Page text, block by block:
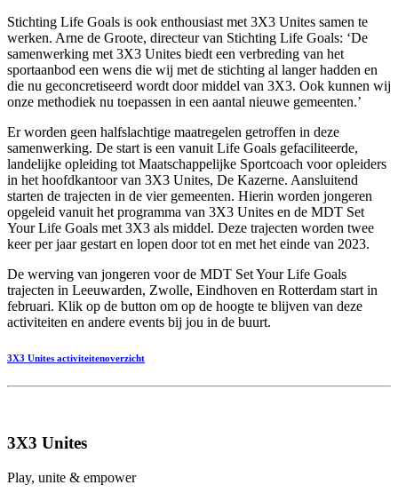
Stichting Life Goals is ook enthousiast met 3X3 Unites samen te
werken. Arne de Groote, directeur van Stichting Life Goals: ‘De
samenwerking met 3X3 Unites biedt een verbreding van het
sportaanbod een wens die wij met de stichting al langer hadden en
die nu geconcretiseerd wordt door middel van 3X3. Ook kunnen wij
onze methodiek nu toepassen in een aantal nieuwe gemeenten.’
Er worden geen halfslachtige maatregelen getroffen in deze
samenwerking. De start is een vanuit Life Goals gefaciliteerde,
landelijke opleiding tot Maatschappelijke Sportcoach voor opleiders
in het hoofdkantoor van 3X3 Unites, De Kazerne. Aansluitend
starten de trajecten in de vier gemeenten. Hierin worden jongeren
opgeleid vanuit het programma van 3X3 Unites en de MDT Set
Your Life Goals met 3X3 als middel. Deze trajecten worden twee
keer per jaar gestart en lopen door tot en met het einde van 2023.
De werving van jongeren voor de MDT Set Your Life Goals
trajecten in Leeuwarden, Zwolle, Eindhoven en Rotterdam start in
februari. Klik op de button om op de hoogte te blijven van deze
activiteiten en andere events bij jou in de buurt.
3X3 Unites activiteitenoverzicht
3X3 Unites
Play, unite & empower